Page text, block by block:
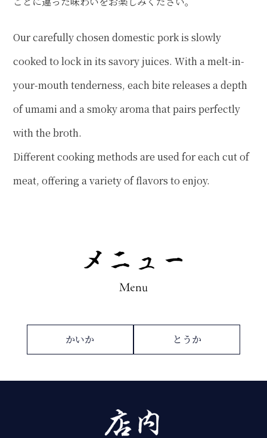
Our carefully chosen domestic pork is slowly
cooked to lock in its savory juices. With a melt-in-
your-mouth tenderness, each bite releases a depth
of umami and a smoky aroma that pairs perfectly
with the broth.
Different cooking methods are used for each cut of
meat, offering a variety of flavors to enjoy.
かいか とうか